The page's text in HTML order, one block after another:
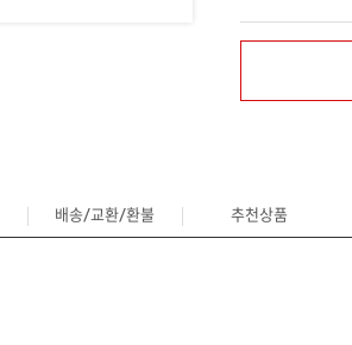
배송/교환/환불 추천상품